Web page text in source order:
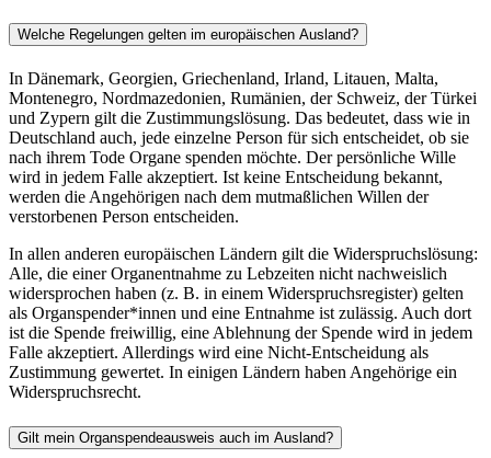
Welche Regelungen gelten im europäischen Ausland?
In Dänemark, Georgien, Griechenland, Irland, Litauen, Malta,
Montenegro, Nordmazedonien, Rumänien, der Schweiz, der Türkei
und Zypern gilt die Zustimmungslösung. Das bedeutet, dass wie in
Deutschland auch, jede einzelne Person für sich entscheidet, ob sie
nach ihrem Tode Organe spenden möchte. Der persönliche Wille
wird in jedem Falle akzeptiert. Ist keine Entscheidung bekannt,
werden die Angehörigen nach dem mutmaßlichen Willen der
verstorbenen Person entscheiden.
In allen anderen europäischen Ländern gilt die Widerspruchslösung:
Alle, die einer Organentnahme zu Lebzeiten nicht nachweislich
widersprochen haben (z. B. in einem Widerspruchsregister) gelten
als Organspender*innen und eine Entnahme ist zulässig. Auch dort
ist die Spende freiwillig, eine Ablehnung der Spende wird in jedem
Falle akzeptiert. Allerdings wird eine Nicht-Entscheidung als
Zustimmung gewertet. In einigen Ländern haben Angehörige ein
Widerspruchsrecht.
Gilt mein Organspendeausweis auch im Ausland?